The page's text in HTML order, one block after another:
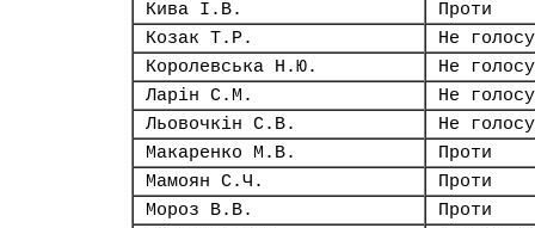
Кива І.В.
Проти
Козак Т.Р.
Не
Королевська Н.Ю.
Не
Ларін С.М.
Не
Льовочкін С.В.
Не
Макаренко М.В.
Проти
Мамоян С.Ч.
Проти
Мороз В.В.
Проти